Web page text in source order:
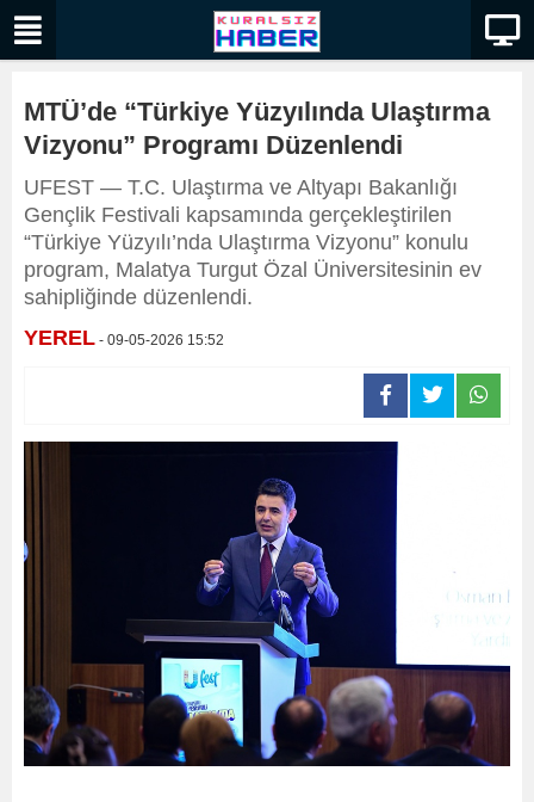
MTÜ’de “Türkiye Yüzyılında Ulaştırma
Vizyonu” Programı Düzenlendi
UFEST — T.C. Ulaştırma ve Altyapı Bakanlığı
Gençlik Festivali kapsamında gerçekleştirilen
“Türkiye Yüzyılı’nda Ulaştırma Vizyonu” konulu
program, Malatya Turgut Özal Üniversitesinin ev
sahipliğinde düzenlendi.
YEREL - 09-05-2026 15:52